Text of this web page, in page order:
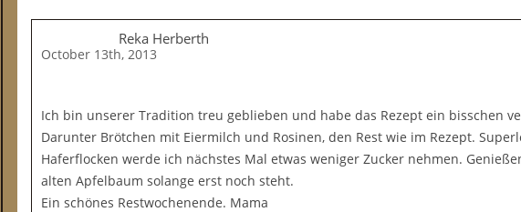
Reka Herberth
October 13th, 2013
Ich bin unserer Tradition treu geblieben und habe das Rezept ein bisschen
Darunter Brötchen mit Eiermilch und Rosinen, den Rest wie im Rezept.
Haferflocken werde ich nächstes Mal etwas weniger Zucker nehmen.
alten Apfelbaum solange erst noch steht.
Ein schönes Restwochenende. Mama